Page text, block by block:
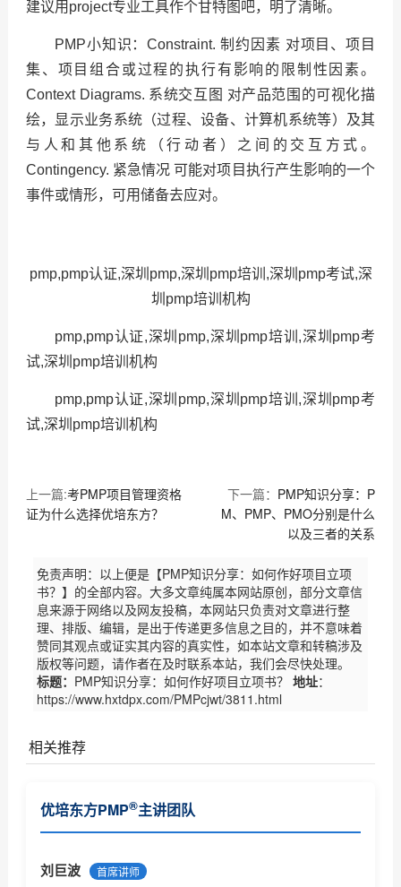
建议用project专业工具作个甘特图吧，明了清晰。
PMP小知识：Constraint. 制约因素 对项目、项目
集、项目组合或过程的执行有影响的限制性因素。
Context Diagrams. 系统交互图 对产品范围的可视化描
绘，显示业务系统（过程、设备、计算机系统等）及其
与人和其他系统（行动者）之间的交互方式。
Contingency. 紧急情况 可能对项目执行产生影响的一个
事件或情形，可用储备去应对。
pmp,pmp认证,深圳pmp,深圳pmp培训,深圳pmp考试,深
圳pmp培训机构
pmp,pmp认证,深圳pmp,深圳pmp培训,深圳pmp考
试,深圳pmp培训机构
pmp,pmp认证,深圳pmp,深圳pmp培训,深圳pmp考
试,深圳pmp培训机构
上一篇:考PMP项目管理资格
证为什么选择优培东方？
下一篇： PMP知识分享：P
M、PMP、PMO分别是什么
以及三者的关系
免责声明：以上便是【PMP知识分享：如何作好项目立项
书？】的全部内容。大多文章纯属本网站原创，部分文章信
息来源于网络以及网友投稿，本网站只负责对文章进行整
理、排版、编辑，是出于传递更多信息之目的，并不意味着
赞同其观点或证实其内容的真实性，如本站文章和转稿涉及
版权等问题，请作者在及时联系本站，我们会尽快处理。
标题： PMP知识分享：如何作好项目立项书？ 地址：
https://www.hxtdpx.com/PMPcjwt/3811.html
相关推荐
PMP认证基本常识了解
PMP®
报考条件及相关要求
优培东方PMP®主讲团队
刘巨波 首席讲师